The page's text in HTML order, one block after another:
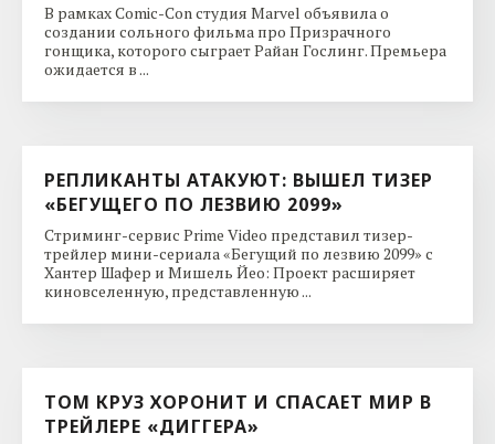
В рамках Comic-Con студия Marvel объявила о
создании сольного фильма про Призрачного
гонщика, которого сыграет Райан Гослинг. Премьера
ожидается в ...
РЕПЛИКАНТЫ АТАКУЮТ: ВЫШЕЛ ТИЗЕР
«БЕГУЩЕГО ПО ЛЕЗВИЮ 2099»
Стриминг-сервис Prime Video представил тизер-
трейлер мини-сериала «Бегущий по лезвию 2099» с
Хантер Шафер и Мишель Йео: Проект расширяет
киновселенную, представленную ...
ТОМ КРУЗ ХОРОНИТ И СПАСАЕТ МИР В
ТРЕЙЛЕРЕ «ДИГГЕРА»